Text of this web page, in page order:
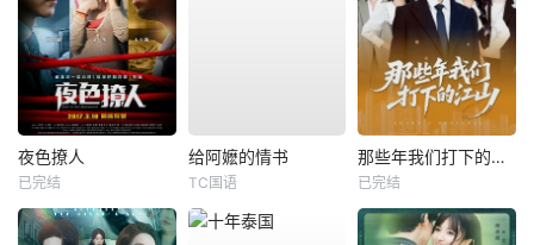
夜色撩人
已完结
给阿嬷的情书
TC国语
那些年我们打下的江山
已完结